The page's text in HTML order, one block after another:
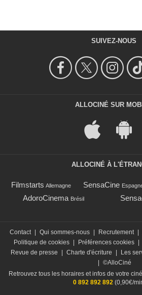
SUIVEZ-NOUS
ALLOCINÉ SUR
ALLOCINÉ À
Filmstarts Allemagne SensaCine
AdoroCinema Brésil
Contact | Qui sommes-nous | Recrutement |
Politique de cookies | Préférences cookies |
Revue de presse
| Charte d'écriture | Les
| ©AlloCiné
Retrouvez tous les horaires et infos de votre
0 892 892 892(0,90€/